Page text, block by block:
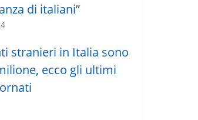
di italiani”